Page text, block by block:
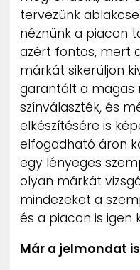
tervezünk
néznünk a piacon
azért fontos, mert
márkát sikerüljön
garantált a magas
színválaszték, és
elkészítésére is
elfogadható áron
egy lényeges
olyan márkát
mindezeket a
és a piacon is igen
Már a jelmondat